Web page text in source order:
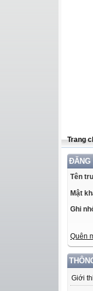
Trang
ĐĂNG
Tên
Mật
Ghi
Quên
Giới